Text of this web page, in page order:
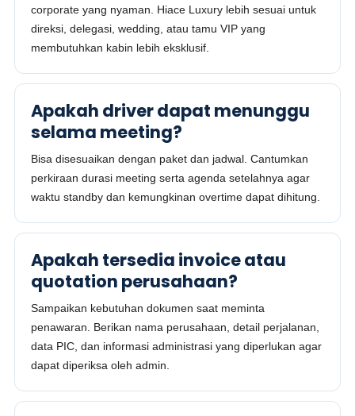
corporate yang nyaman. Hiace Luxury lebih sesuai untuk
direksi, delegasi, wedding, atau tamu VIP yang
membutuhkan kabin lebih eksklusif.
Apakah driver dapat menunggu
selama meeting?
Bisa disesuaikan dengan paket dan jadwal. Cantumkan
perkiraan durasi meeting serta agenda setelahnya agar
waktu standby dan kemungkinan overtime dapat dihitung.
Apakah tersedia invoice atau
quotation perusahaan?
Sampaikan kebutuhan dokumen saat meminta
penawaran. Berikan nama perusahaan, detail perjalanan,
data PIC, dan informasi administrasi yang diperlukan agar
dapat diperiksa oleh admin.